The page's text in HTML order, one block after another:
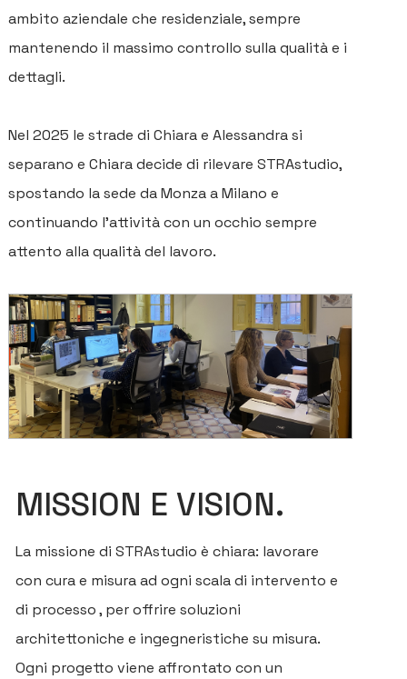
ambito aziendale che residenziale, sempre
mantenendo il massimo controllo sulla qualità e i
dettagli.
Nel 2025 le strade di Chiara e Alessandra si
separano e Chiara decide di rilevare STRAstudio,
spostando la sede da Monza a Milano e
continuando l’attività con un occhio sempre
attento alla qualità del lavoro.
MISSION E VISION.
La missione di STRAstudio è chiara: lavorare
con cura e misura ad ogni scala di intervento e
di processo , per offrire soluzioni
architettoniche e ingegneristiche su misura.
Ogni progetto viene affrontato con un